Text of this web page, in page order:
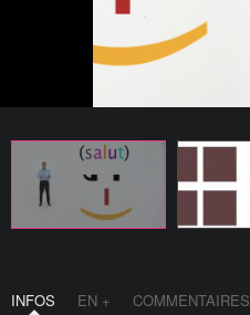
INFOS EN + COMMENTAIRES